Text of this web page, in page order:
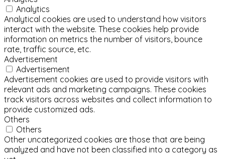
Analytics
Analytical cookies are used to understand how visitors
interact with the website. These cookies help provide
information on metrics the number of visitors, bounce
rate, traffic source, etc.
Advertisement
Advertisement
Advertisement cookies are used to provide visitors with
relevant ads and marketing campaigns. These cookies
track visitors across websites and collect information to
provide customized ads.
Others
Others
Other uncategorized cookies are those that are being
analyzed and have not been classified into a category as